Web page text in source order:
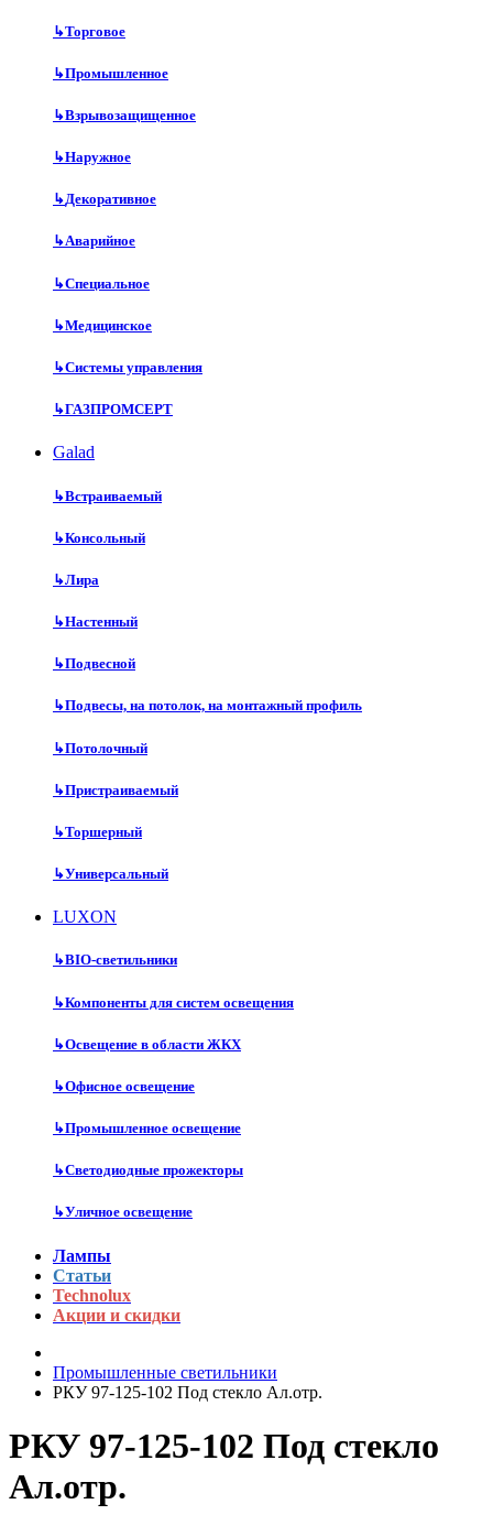
↳Торговое
↳Промышленное
↳Взрывозащищенное
↳Наружное
↳Декоративное
↳Аварийное
↳Специальное
↳Медицинское
↳Системы управления
↳ГАЗПРОМСЕРТ
Galad
↳Встраиваемый
↳Консольный
↳Лира
↳Настенный
↳Подвесной
↳Подвесы, на потолок, на монтажный профиль
↳Потолочный
↳Пристраиваемый
↳Торшерный
↳Универсальный
LUXON
↳BIO-светильники
↳Компоненты для систем освещения
↳Освещение в области ЖКХ
↳Офисное освещение
↳Промышленное освещение
↳Светодиодные прожекторы
↳Уличное освещение
Лампы
Статьи
Technolux
Акции и скидки
Промышленные светильники
РКУ 97-125-102 Под стекло Ал.отр.
РКУ 97-125-102 Под стекло
Ал.отр.